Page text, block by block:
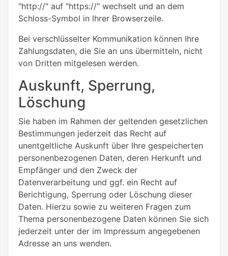
"http://" auf "https://" wechselt und an dem
Schloss-Symbol in Ihrer Browserzeile.
Bei verschlüsselter Kommunikation können Ihre
Zahlungsdaten, die Sie an uns übermitteln, nicht
von Dritten mitgelesen werden.
Auskunft, Sperrung,
Löschung
Sie haben im Rahmen der geltenden gesetzlichen
Bestimmungen jederzeit das Recht auf
unentgeltliche Auskunft über Ihre gespeicherten
personenbezogenen Daten, deren Herkunft und
Empfänger und den Zweck der
Datenverarbeitung und ggf. ein Recht auf
Berichtigung, Sperrung oder Löschung dieser
Daten. Hierzu sowie zu weiteren Fragen zum
Thema personenbezogene Daten können Sie sich
jederzeit unter der im Impressum angegebenen
Adresse an uns wenden.